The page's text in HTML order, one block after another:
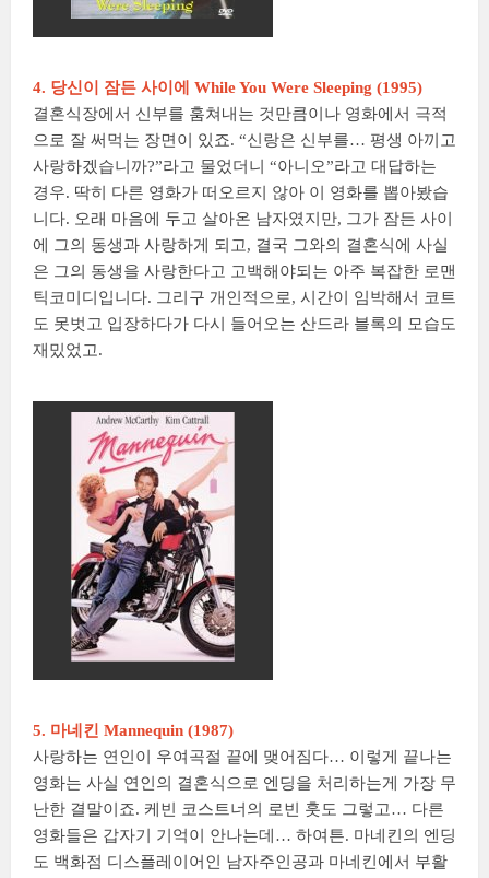
4. 당신이 잠든 사이에 While You Were Sleeping (1995)
결혼식장에서 신부를 훔쳐내는 것만큼이나 영화에서 극적
으로 잘 써먹는 장면이 있죠. “신랑은 신부를… 평생 아끼고
사랑하겠습니까?”라고 물었더니 “아니오”라고 대답하는
경우. 딱히 다른 영화가 떠오르지 않아 이 영화를 뽑아봤습
니다. 오래 마음에 두고 살아온 남자였지만, 그가 잠든 사이
에 그의 동생과 사랑하게 되고, 결국 그와의 결혼식에 사실
은 그의 동생을 사랑한다고 고백해야되는 아주 복잡한 로맨
틱코미디입니다. 그리구 개인적으로, 시간이 임박해서 코트
도 못벗고 입장하다가 다시 들어오는 산드라 블록의 모습도
재밌었고.
5. 마네킨 Mannequin (1987)
사랑하는 연인이 우여곡절 끝에 맺어짐다… 이렇게 끝나는
영화는 사실 연인의 결혼식으로 엔딩을 처리하는게 가장 무
난한 결말이죠. 케빈 코스트너의 로빈 훗도 그렇고… 다른
영화들은 갑자기 기억이 안나는데… 하여튼. 마네킨의 엔딩
도 백화점 디스플레이어인 남자주인공과 마네킨에서 부활